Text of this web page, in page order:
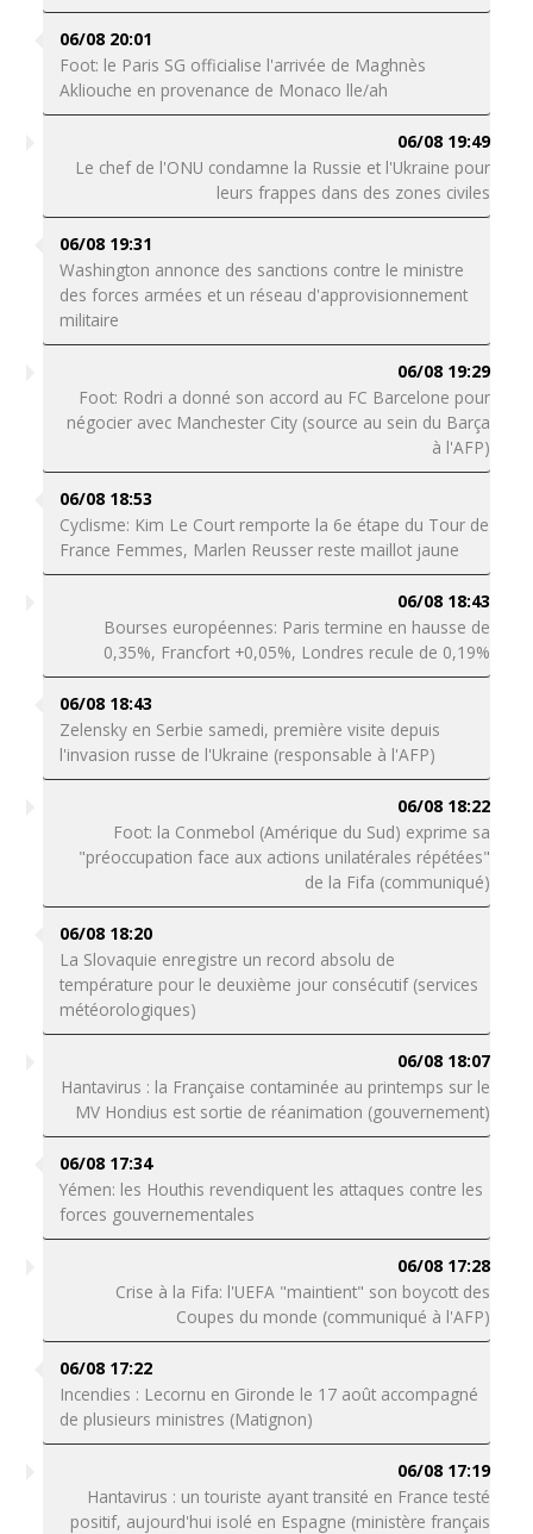
06/08 20:01
Foot: le Paris SG officialise l'arrivée de Maghnès
Akliouche en provenance de Monaco lle/ah
06/08 19:49
Le chef de l'ONU condamne la Russie et l'Ukraine pour
leurs frappes dans des zones civiles
06/08 19:31
Washington annonce des sanctions contre le ministre
des forces armées et un réseau d'approvisionnement
militaire
06/08 19:29
Foot: Rodri a donné son accord au FC Barcelone pour
négocier avec Manchester City (source au sein du Barça
à l'AFP)
06/08 18:53
Cyclisme: Kim Le Court remporte la 6e étape du Tour de
France Femmes, Marlen Reusser reste maillot jaune
06/08 18:43
Bourses européennes: Paris termine en hausse de
0,35%, Francfort +0,05%, Londres recule de 0,19%
06/08 18:43
Zelensky en Serbie samedi, première visite depuis
l'invasion russe de l'Ukraine (responsable à l'AFP)
06/08 18:22
Foot: la Conmebol (Amérique du Sud) exprime sa
"préoccupation face aux actions unilatérales répétées"
de la Fifa (communiqué)
06/08 18:20
La Slovaquie enregistre un record absolu de
température pour le deuxième jour consécutif (services
météorologiques)
06/08 18:07
Hantavirus : la Française contaminée au printemps sur le
MV Hondius est sortie de réanimation (gouvernement)
06/08 17:34
Yémen: les Houthis revendiquent les attaques contre les
forces gouvernementales
06/08 17:28
Crise à la Fifa: l'UEFA "maintient" son boycott des
Coupes du monde (communiqué à l'AFP)
06/08 17:22
Incendies : Lecornu en Gironde le 17 août accompagné
de plusieurs ministres (Matignon)
06/08 17:19
Hantavirus : un touriste ayant transité en France testé
positif, aujourd'hui isolé en Espagne (ministère français